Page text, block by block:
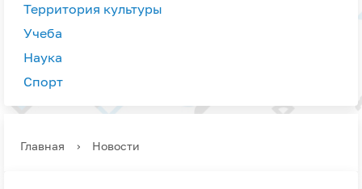
Территория культуры
Учеба
Наука
Спорт
Главная › Новости